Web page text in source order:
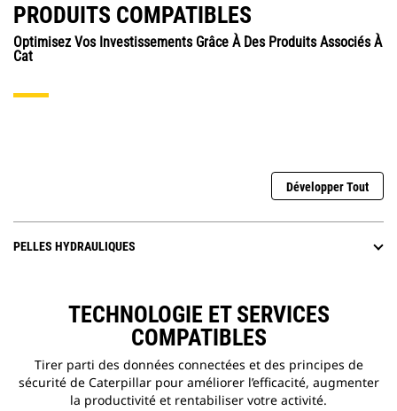
PRODUITS COMPATIBLES
Optimisez Vos Investissements Grâce À Des Produits Associés À
Cat
Développer Tout
PELLES HYDRAULIQUES
TECHNOLOGIE ET SERVICES
COMPATIBLES
Tirer parti des données connectées et des principes de
sécurité de Caterpillar pour améliorer l’efficacité, augmenter
la productivité et rentabiliser votre activité.